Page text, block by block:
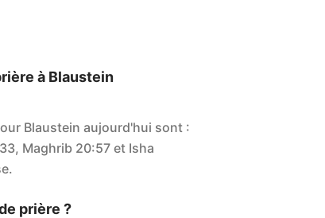
à Blaustein
Blaustein aujourd'hui sont :
Maghrib 20:57 et Isha
prière ?